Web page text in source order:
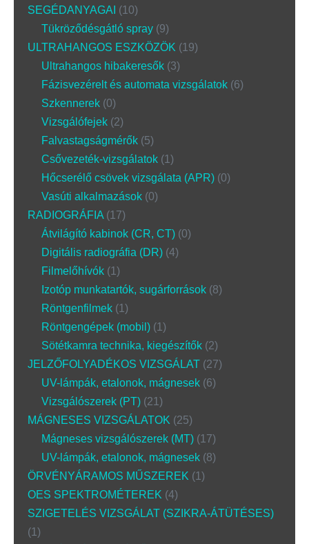
SEGÉDANYAGAI
10
Tükröződésgátló spray 9
ULTRAHANGOS ESZKÖZÖK
19
Ultrahangos hibakeresők 3
Fázisvezérelt és automata vizsgálatok 6
Szkennerek 0
Vizsgálófejek 2
Falvastagságmérők 5
Csővezeték-vizsgálatok 1
Hőcserélő csövek vizsgálata (APR) 0
Vasúti alkalmazások 0
RADIOGRÁFIA 17
Átvilágító kabinok (CR, CT) 0
Digitális radiográfia (DR) 4
Filmelőhívók 1
Izotóp munkatartók, sugárforrások 8
Röntgenfilmek 1
Röntgengépek (mobil) 1
Sötétkamra technika, kiegészítők 2
JELZŐFOLYADÉKOS VIZSGÁLAT 27
UV-lámpák, etalonok, mágnesek 6
Vizsgálószerek (PT) 21
MÁGNESES VIZSGÁLATOK
25
Mágneses vizsgálószerek (MT) 17
UV-lámpák, etalonok, mágnesek 8
ÖRVÉNYÁRAMOS MŰSZEREK
1
OES SPEKTROMÉTEREK 4
SZIGETELÉS VIZSGÁLAT (SZIKRA-ÁTÜTÉSES)
1